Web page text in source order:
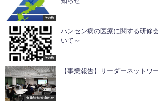
その他
その他
ハンセン病の医療に関する研修
いて～
会員向けのお知らせ
【事業報告】リーダーネットワ